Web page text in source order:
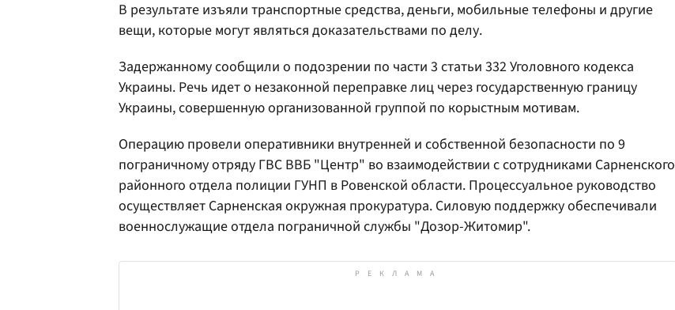
В результате изъяли транспортные средства, деньги, мобильные телефоны и другие
вещи, которые могут являться доказательствами по делу.
Задержанному сообщили о подозрении по части 3 статьи 332 Уголовного кодекса
Украины. Речь идет о незаконной переправке лиц через государственную границу
Украины, совершенную организованной группой по корыстным мотивам.
Операцию провели оперативники внутренней и собственной безопасности по 9
пограничному отряду ГВС ВВБ "Центр" во взаимодействии с сотрудниками Сарненского
районного отдела полиции ГУНП в Ровенской области. Процессуальное руководство
осуществляет Сарненская окружная прокуратура. Силовую поддержку обеспечивали
военнослужащие отдела пограничной службы "Дозор-Житомир".